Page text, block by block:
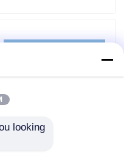
looking